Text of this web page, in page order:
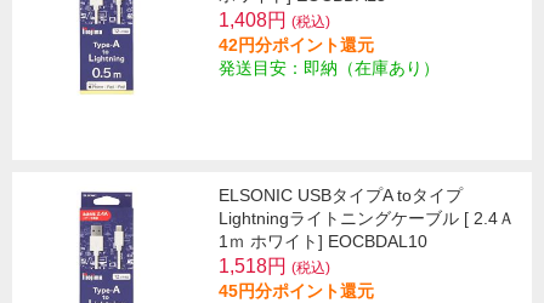
1,408円 (税込)
42円分ポイント還元
発送目安：即納（在庫あり）
ELSONIC USBタイプA toタイプ
Lightningライトニングケーブル [ 2.4Ａ
1ｍ ホワイト] EOCBDAL10
1,518円 (税込)
45円分ポイント還元